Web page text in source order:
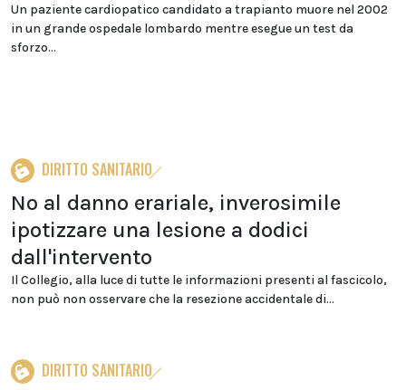
Un paziente cardiopatico candidato a trapianto muore nel 2002
in un grande ospedale lombardo mentre esegue un test da
sforzo...
DIRITTO SANITARIO
No al danno erariale, inverosimile
ipotizzare una lesione a dodici
dall'intervento
Il Collegio, alla luce di tutte le informazioni presenti al fascicolo,
non può non osservare che la resezione accidentale di...
DIRITTO SANITARIO